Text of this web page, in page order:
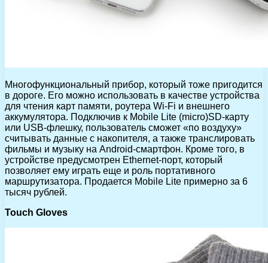
Многофункциональный прибор, который тоже пригодится
в дороге. Его можно использовать в качестве устройства
для чтения карт памяти, роутера Wi-Fi и внешнего
аккумулятора. Подключив к Mobile Lite (micro)SD-карту
или USB-флешку, пользователь сможет «по воздуху»
считывать данные с накопителя, а также транслировать
фильмы и музыку на Android-смартфон. Кроме того, в
устройстве предусмотрен Ethernet-порт, который
позволяет ему играть еще и роль портативного
маршрутизатора. Продается Mobile Lite примерно за 6
тысяч рублей.
Touch Gloves